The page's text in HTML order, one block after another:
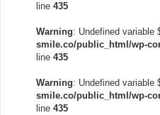
line 435
Warning: Undefined variable
smile.co/public_html/wp-
line 435
Warning: Undefined variable
smile.co/public_html/wp-
line 435